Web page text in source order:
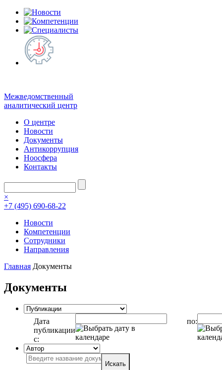
Межведомственный
аналитический центр
О центре
Новости
Документы
Антикоррупция
Ноосфера
Контакты
×
+7 (495) 690-68-22
Новости
Компетенции
Сотрудники
Направления
Главная Документы
Документы
Дата
публикации
с:
по:
Искать